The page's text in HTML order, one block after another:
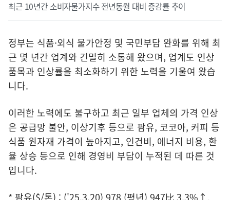
최근 10년간 소비자물가지수 전년동월 대비 증감률 추이
정부는 식품·외식 물가안정 및 국민부담 완화를 위해 최
근 몇 년간 업계와 긴밀히 소통해 왔으며, 업계도 인상
품목과 인상률을 최소화하기 위한 노력을 기울여 왔습
니다.
이러한 노력에도 불구하고 최근 일부 업체의 가격 인상
은 공급망 불안, 이상기후 등으로 팜유, 코코아, 커피 등
식품 원자재 가격이 높아지고, 인건비, 에너지 비용, 환
율 상승 등으로 인해 경영비 부담이 누적된 데 따른 것
입니다.